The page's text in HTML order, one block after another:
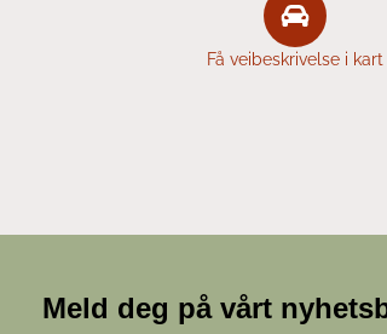
Få veibeskrivelse i kart
Meld deg på vårt